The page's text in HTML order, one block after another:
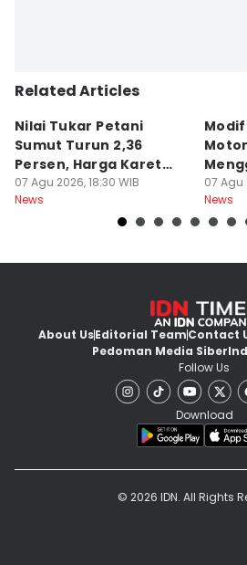
Related Articles
Nilai Tukar Petani
Sumut Turun 2,36
Persen, Harga Karet
Jadi Pemicu Utama
07 Agu 2026, 18:30 WIB
News
07 Agu
News
About UsEditorial TeamContact
Pedoman Media Siber
Follow Us
Download
© 2026 IDN. All Rights